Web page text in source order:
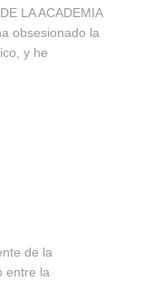
LA ACADEMIA
obsesionado la
y he
de la
entre la